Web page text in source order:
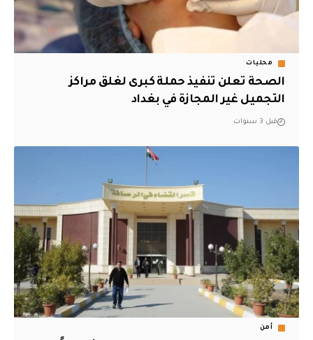
محليات
الصحة تعلن تنفيذ حملة كبرى لغلق مراكز
التجميل غير المجازة في بغداد
قبل 3 سنوات
أمن